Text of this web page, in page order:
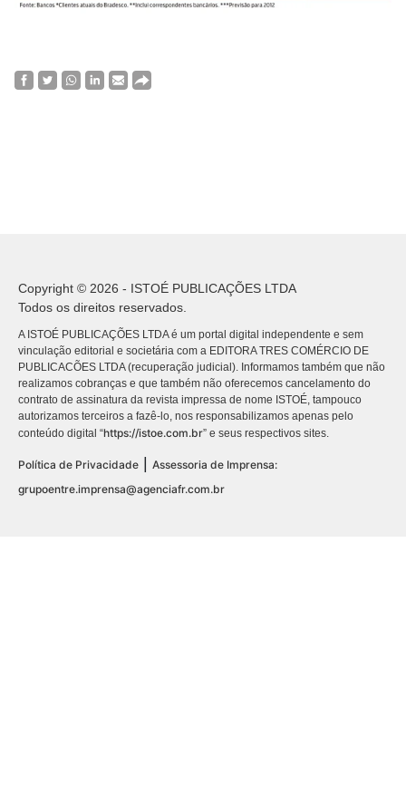
Copyright © 2026 - ISTOÉ PUBLICAÇÕES LTDA
Todos os direitos reservados.
A ISTOÉ PUBLICAÇÕES LTDA é um portal digital independente e sem
vinculação editorial e societária com a EDITORA TRES COMÉRCIO DE
PUBLICACÕES LTDA (recuperação judicial). Informamos também que não
realizamos cobranças e que também não oferecemos cancelamento do
contrato de assinatura da revista impressa de nome ISTOÉ, tampouco
autorizamos terceiros a fazê-lo, nos responsabilizamos apenas pelo
conteúdo digital “https://istoe.com.br” e seus respectivos sites.
Política de Privacidade | Assessoria de Imprensa:
grupoentre.imprensa@agenciafr.com.br